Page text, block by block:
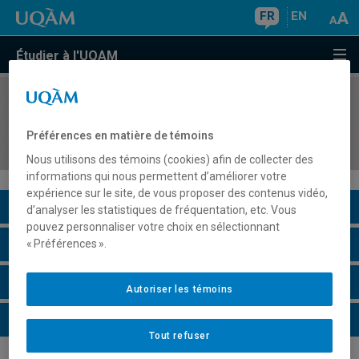
FR EN
Étudier à l'UQAM
COURS//
Québec et du Canada
Description du cours
Horaire - Été 2026
Horaire - Automne 2026
Horaire - Hiver 2027
Préférences en matière de témoins
Nous utilisons des témoins (cookies) afin de collecter des
informations qui nous permettent d’améliorer votre
expérience sur le site, de vous proposer des contenus vidéo,
d’analyser les statistiques de fréquentation, etc. Vous
pouvez personnaliser votre choix en sélectionnant
« Préférences ».
Tout refuser
Autoriser les témoins